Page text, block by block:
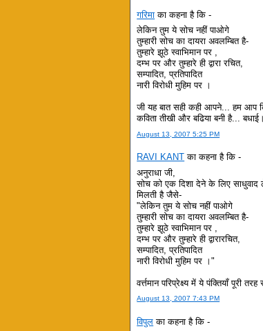
गरिमा का कहना है कि -
लेकिन तुम ये सोच नहीं पाओगे
तुम्हारी सोच का दायरा अवलम्बित है-
तुम्हारे झूठे स्वाभिमान पर ,
दम्भ पर और तुम्हारे ही द्वारा रचित,
सम्पादित, प्रतिपादित
नारी विरोधी मुहिम पर ।
जी यह बात सही कही आपने... हम आप
कविता तीखी और बढिया बनी है... बधाई।
August 13, 2007 5:25 PM
RAVI KANT का कहना है कि -
अनुराधा जी,
सोच को एक दिशा देने के लिए साधुवाद
मिलती है जैसे-
"लेकिन तुम ये सोच नहीं पाओगे
तुम्हारी सोच का दायरा अवलम्बित है-
तुम्हारे झूठे स्वाभिमान पर ,
दम्भ पर और तुम्हारे ही द्वारारचित,
सम्पादित, प्रतिपादित
नारी विरोधी मुहिम पर ।"
वर्त्तमान परिप्रेक्ष्य में ये पंक्तियाँ पूरी
August 13, 2007 7:43 PM
विपुल का कहना है कि -